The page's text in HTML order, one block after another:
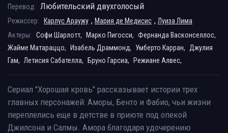
Перевод: Любительский двухголосый
Режиссер: Карлус Араужу , Мария де Медисис , Луиза Лима
Актеры:
Софи Шарлотт, Марко Пигосси, Фернанда Васконселлос,
Жайме Матараццо,
Изабель Драммонд, Умберто Карран,
Джулия
Гам, Летисия Сабателла, Бруно Гарсиа, Режиане Алвес,
Сериал "Хорошая кровь" рассказывает истории трех
главных персонажей: Аморы, Бенто и Фабио, чьи жизни
переплелись еще в детстве в приюте под опекой
Джилсона и Салмы. Амора благодаря удочерению